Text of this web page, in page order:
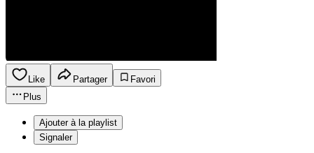
Like Partager
Favori
Plus
Ajouter à la playlist
Signaler